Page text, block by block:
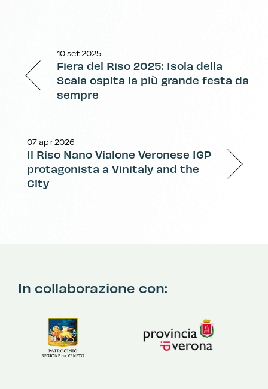
10 set 2025
Fiera del Riso 2025: Isola della
Scala ospita la più grande festa da
sempre
07 apr 2026
Il Riso Nano Vialone Veronese IGP
protagonista a Vinitaly and the
City
In collaborazione con: